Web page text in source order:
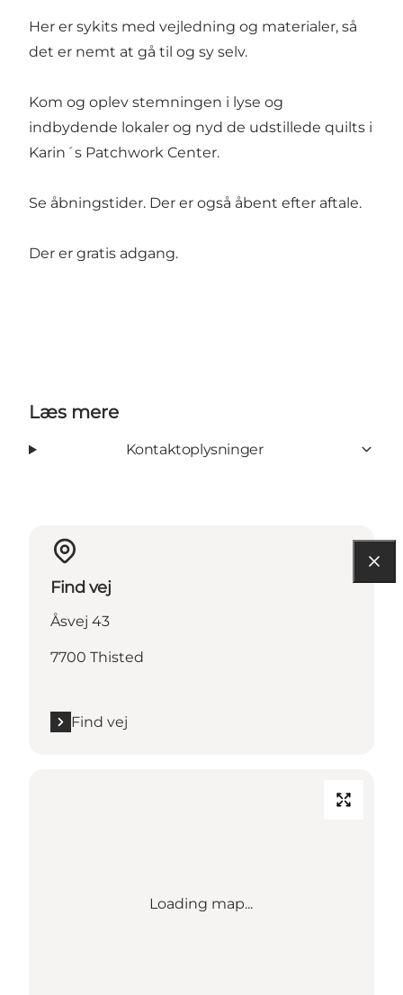
Her er sykits med vejledning og materialer, så
det er nemt at gå til og sy selv.
Kom og oplev stemningen i lyse og
indbydende lokaler og nyd de udstillede quilts i
Karin´s Patchwork Center.
Se åbningstider. Der er også åbent efter aftale.
Der er gratis adgang.
Læs mere
Kontaktoplysninger
Find vej
Åsvej 43
7700 Thisted
Find vej
Loading map...